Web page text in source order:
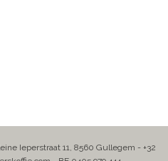
Ieperstraat 11, 8560 Gullegem - +32